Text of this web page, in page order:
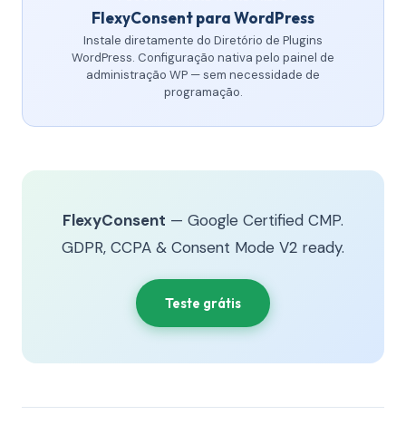
FlexyConsent para WordPress
Instale diretamente do Diretório de Plugins
WordPress. Configuração nativa pelo painel de
administração WP — sem necessidade de
programação.
FlexyConsent — Google Certified CMP.
GDPR, CCPA & Consent Mode V2 ready.
Teste grátis